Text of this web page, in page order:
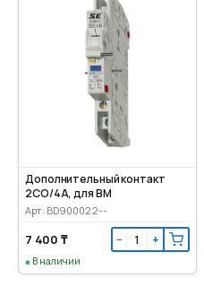
Дополнительный контакт
2CO/4A, для ВМ
Арт: BD900022--
7 400 ₸ − +
В наличии